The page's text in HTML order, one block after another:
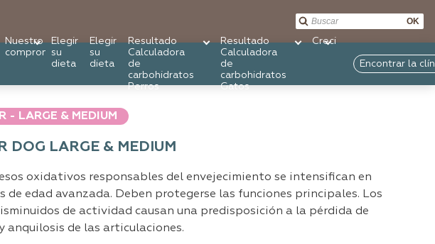
OK
Nuestro
compromiso
Elegir
su
dieta
Elegir
su
dieta
Resultado
Calculadora
de
carbohidratos
Perros
Resultado
Calculadora
de
carbohidratos
Gatos
Crecimiento
Encontrar la
- LARGE & MEDIUM
DOG LARGE & MEDIUM
oxidativos responsables del envejecimiento se intensifican en
de edad avanzada. Deben protegerse las funciones principales. Los
de actividad causan una predisposición a la pérdida de
anquilosis de las articulaciones.